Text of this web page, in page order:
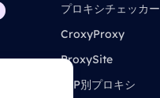
プロキシチェッカー
CroxyProxy
ProxySite
ISP別プロキシ